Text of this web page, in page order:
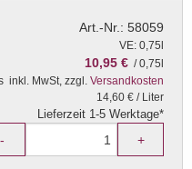
Art.-Nr.: 58059
VE: 0,75l
10,95 € / 0,75l
inkl. MwSt, zzgl. Versandkosten
14,60 € / Liter
Lieferzeit 1-5 Werktage*
- +